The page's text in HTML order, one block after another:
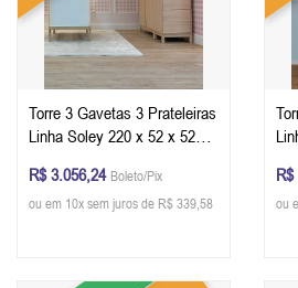
Torre 3 Gavetas 3 Prateleiras
Linha Soley 220 x 52 x 52
Malva
R$ 3.056,24 Boleto/Pix
ou em 10x sem juros de R$ 339,58
-
ou